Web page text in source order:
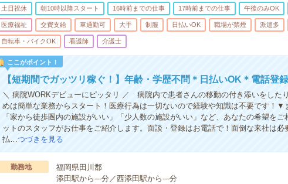
土日祝休 朝10時以降スタート 16時前までの仕事 17時前までの仕事 午後のみOK
医療福祉 交費支給 車通勤可 大手 制服 日払いOK 職場が禁煙 派遣多
自転車・バイクOK 看護師 介護士
ここがポイント！
【短期間でガッツリ稼ぐ！】年齢・学歴不問＊日払いOK＊電話登
＼ 病院WORKデビューにピッタリ ／ 病院内で患者さんの移動の付き添いをした
めは簡単な業務からスタート！医療行為は一切ないので経験や知識は不要です！▼
「家から徒歩圏内の施設がいい」「少人数の施設がいい」など、あなたの希望を
ットのスタッフがお仕事をご紹介します。面談・登録はお電話で！面倒な来社は必
払…つづきを見る
勤務地
福岡県田川郡
添田駅から---分／西添田駅から---分